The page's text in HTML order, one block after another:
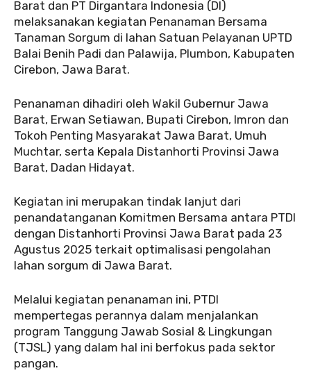
Barat dan PT Dirgantara Indonesia (DI)
melaksanakan kegiatan Penanaman Bersama
Tanaman Sorgum di lahan Satuan Pelayanan UPTD
Balai Benih Padi dan Palawija, Plumbon, Kabupaten
Cirebon, Jawa Barat.
Penanaman dihadiri oleh Wakil Gubernur Jawa
Barat, Erwan Setiawan, Bupati Cirebon, Imron dan
Tokoh Penting Masyarakat Jawa Barat, Umuh
Muchtar, serta Kepala Distanhorti Provinsi Jawa
Barat, Dadan Hidayat.
Kegiatan ini merupakan tindak lanjut dari
penandatanganan Komitmen Bersama antara PTDI
dengan Distanhorti Provinsi Jawa Barat pada 23
Agustus 2025 terkait optimalisasi pengolahan
lahan sorgum di Jawa Barat.
Melalui kegiatan penanaman ini, PTDI
mempertegas perannya dalam menjalankan
program Tanggung Jawab Sosial & Lingkungan
(TJSL) yang dalam hal ini berfokus pada sektor
pangan.